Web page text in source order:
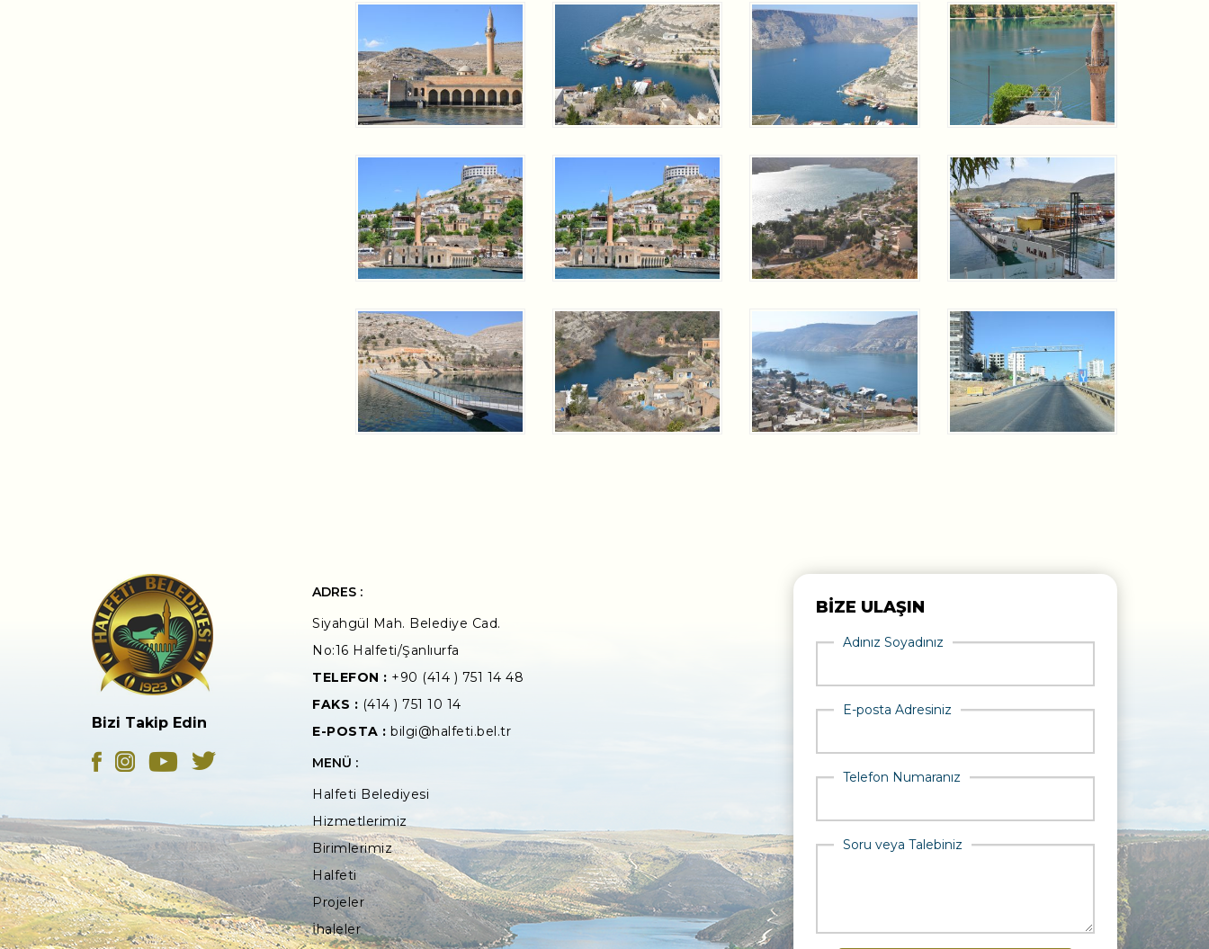
Bizi Takip Edin
ADRES :
Siyahgül Mah. Belediye Cad.
No:16 Halfeti/Şanlıurfa
TELEFON : +90 (414 ) 751 14 48
FAKS : (414 ) 751 10 14
E-POSTA : bilgi@halfeti.bel.tr
MENÜ :
Halfeti Belediyesi
Hizmetlerimiz
Birimlerimiz
Halfeti
Projeler
İhaleler
BİZE ULAŞIN
Adınız Soyadınız
E-posta Adresiniz
Telefon Numaranız
Soru veya Talebiniz